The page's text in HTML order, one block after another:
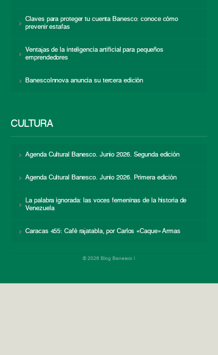
Claves para proteger tu cuenta Banesco: conoce cómo
prevenir estafas
Ventajas de la inteligencia artificial para pequeños
emprendedores
BanescoInnova anuncia su tercera edición
CULTURA
Agenda Cultural Banesco. Junio 2026. Segunda edición
Agenda Cultural Banesco. Junio 2026. Primera edición
La palabra ignorada: las voces femeninas de la historia de
Venezuela
Caracas 455: Café rajatabla, por Carlos «Caque» Armas
© 2026 Blog Banesco |